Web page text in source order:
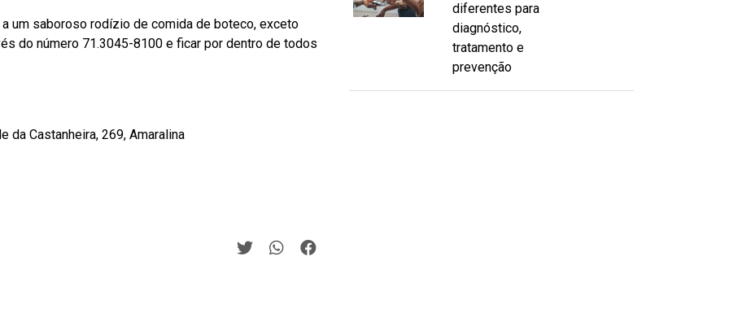
um saboroso rodízio de comida de boteco, exceto
do número 71.3045-8100 e ficar por dentro de todos
da Castanheira, 269, Amaralina
diferentes para
diagnóstico,
tratamento e
prevenção